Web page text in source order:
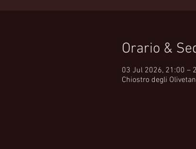
Orario &
03 Jul 2026, 21:00 –
Chiostro degli